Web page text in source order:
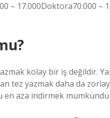
– 17.000Doktora70.000 –
kolay bir iş değildir.
tez yazmak daha da
en aza indirmek